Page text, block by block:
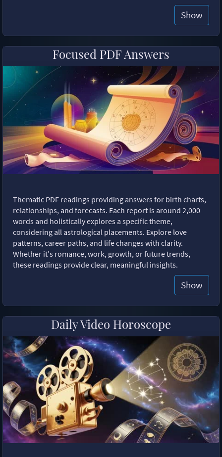
Show
Focused PDF Answers
Thematic PDF readings providing answers for birth charts,
relationships, and forecasts. Each report is around 2,000
words and holistically explores a specific theme,
considering all astrological placements. Explore love
patterns, career paths, and life changes with clarity.
Whether it's romance, work, growth, or future trends,
these readings provide clear, meaningful insights.
Show
Daily Video Horoscope